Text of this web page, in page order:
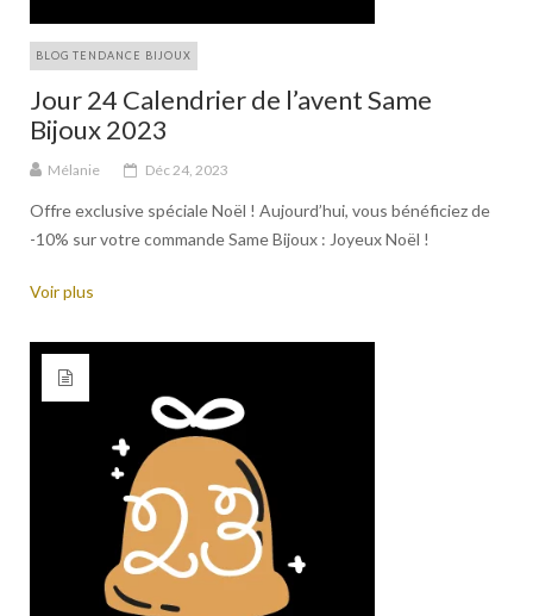
BLOG TENDANCE BIJOUX
Jour 24 Calendrier de l’avent Same
Bijoux 2023
Mélanie Déc 24, 2023
Offre exclusive spéciale Noël ! Aujourd’hui, vous bénéficiez de
-10% sur votre commande Same Bijoux : Joyeux Noël !
Voir plus